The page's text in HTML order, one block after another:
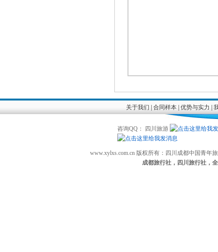
关于我们 合同样本| 优势与实力
咨询QQ： 四川旅游
www.xylxs.com.cn 版权所有：四川成都中国青
成都旅行社，四川旅行社，